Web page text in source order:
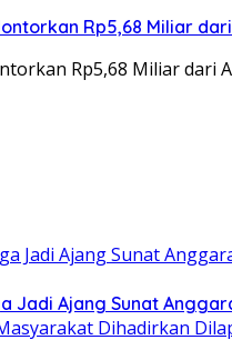
Rp5,68 Miliar dari
Rp5,68 Miliar dari
Jadi Ajang Sunat